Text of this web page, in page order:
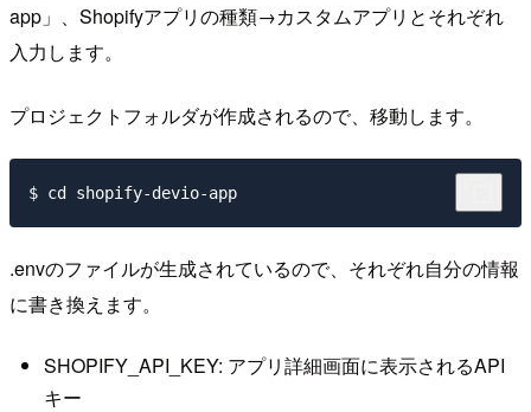
app」、Shopifyアプリの種類→カスタムアプリとそれぞれ
入力します。
プロジェクトフォルダが作成されるので、移動します。
.envのファイルが生成されているので、それぞれ自分の情報
に書き換えます。
SHOPIFY_API_KEY: アプリ詳細画面に表示されるAPI
キー